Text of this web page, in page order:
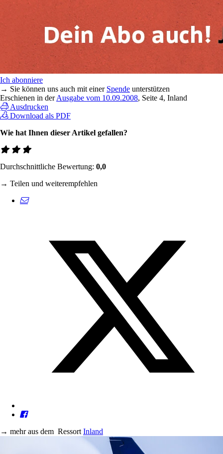
Ich abonniere
→ Sie können uns auch mit einer Spende unterstützen
Erschienen in derAusgabe vom 10.09.2008, Seite 4, Inland
Ausdrucken
Download als PDF
Wie hat Ihnen dieser Artikel gefallen?
Durchschnittliche Bewertung: 0,0
→ Teilen und weiterempfehlen
→ mehr aus dem Ressort Inland